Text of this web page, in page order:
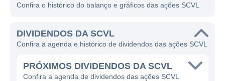
Confira o histórico do balanço e gráficos das ações SCVL
DIVIDENDOS DA SCVL
Confira a agenda e histórico de dividendos das ações SCVL
PRÓXIMOS DIVIDENDOS DA SCVL
Confira a agenda de dividendos das ações SCVL